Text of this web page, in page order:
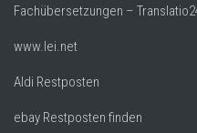
Fachübersetzungen –
www.lei.net
Aldi Restposten
ebay Restposten finden